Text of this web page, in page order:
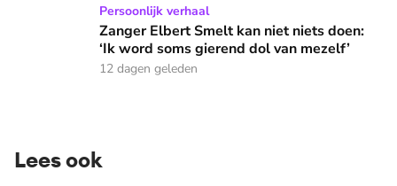
Zanger Elbert Smelt kan niet niets doen: ‘Ik word soms
Persoonlijk verhaal
Zanger Elbert Smelt kan niet niets doen:
‘Ik word soms gierend dol van mezelf’
12 dagen geleden
Lees ook